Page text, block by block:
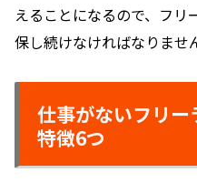
えることになるので、フリ
保し続けなければなりませ
仕事がないフリ
特徴6つ